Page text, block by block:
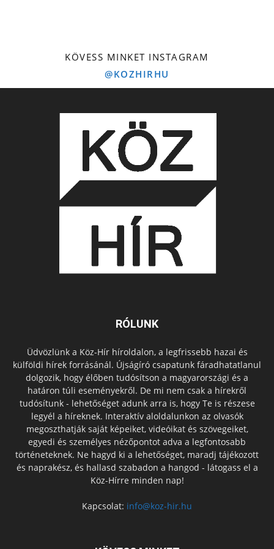
KÖVESS MINKET INSTAGRAM
@KOZHIRHU
RÓLUNK
Üdvözlünk a Köz-Hír híroldalon, a legfrissebb hazai és
külföldi hírek forrásánál. Újságíró csapatunk fáradhatatlanul
dolgozik, hogy élőben tudósítson a magyarországi és a
határon túli eseményekről. De mi nem csak a hírekről
tudósítunk - lehetőséget adunk arra is, hogy Te is részese
legyél a híreknek. Interaktív aloldalunkon az olvasók
megoszthatják saját képeiket, videóikat és szövegeiket,
egyedi és személyes nézőpontot adva a legfontosabb
történeteknek. Ne hagyd ki a lehetőséget, maradj tájékozott
és naprakész, és hallasd szabadon a hangod - látogass el a
Köz-Hírre minden nap!
Kapcsolat: info@koz-hir.hu